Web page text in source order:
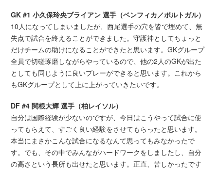
GK #1 小久保玲央ブライアン 選手（ベンフィカ／ポルトガル）
10人になってしまいましたが、西尾選手の穴を皆で埋めて、無
失点で試合を終えることができました。守護神としてちょっと
だけチームの助けになることができたと思います。GKグループ
全員で切磋琢磨しながらやっているので、他の2人のGKが出た
としても同じように良いプレーができると思います。これから
もGKグループとして上に上がっていきたいです。
DF #4 関根大輝 選手（柏レイソル）
自分は国際経験が少ないのですが、今日はこうやって試合に使
ってもらえて、すごく良い経験をさせてもらったと思います。
本当にまさかこんな試合になるなんて思ってもみなかったで
す。でも、その中でみんながハードワークをしましたし、自分
の高さという長所も出せたと思います。正直、苦しかったです